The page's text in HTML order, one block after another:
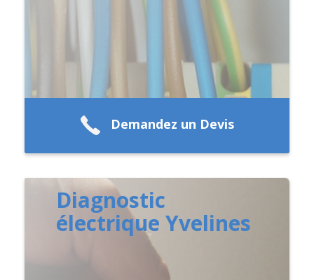
Demandez un Devis
Diagnostic
électrique Yvelines